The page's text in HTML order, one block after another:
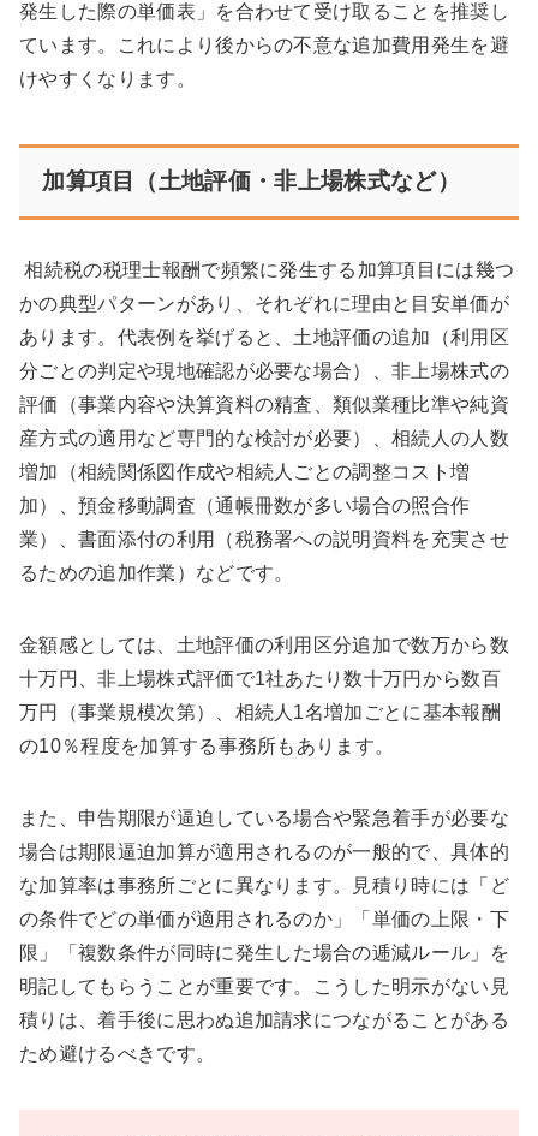
発生した際の単価表」を合わせて受け取ることを推奨し
ています。これにより後からの不意な追加費用発生を避
けやすくなります。
加算項目（土地評価・非上場株式など）
相続税の税理士報酬で頻繁に発生する加算項目には幾つ
かの典型パターンがあり、それぞれに理由と目安単価が
あります。代表例を挙げると、土地評価の追加（利用区
分ごとの判定や現地確認が必要な場合）、非上場株式の
評価（事業内容や決算資料の精査、類似業種比準や純資
産方式の適用など専門的な検討が必要）、相続人の人数
増加（相続関係図作成や相続人ごとの調整コスト増
加）、預金移動調査（通帳冊数が多い場合の照合作
業）、書面添付の利用（税務署への説明資料を充実させ
るための追加作業）などです。
金額感としては、土地評価の利用区分追加で数万から数
十万円、非上場株式評価で1社あたり数十万円から数百
万円（事業規模次第）、相続人1名増加ごとに基本報酬
の10％程度を加算する事務所もあります。
また、申告期限が逼迫している場合や緊急着手が必要な
場合は期限逼迫加算が適用されるのが一般的で、具体的
な加算率は事務所ごとに異なります。見積り時には「ど
の条件でどの単価が適用されるのか」「単価の上限・下
限」「複数条件が同時に発生した場合の逓減ルール」を
明記してもらうことが重要です。こうした明示がない見
積りは、着手後に思わぬ追加請求につながることがある
ため避けるべきです。